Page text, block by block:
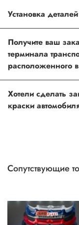
Установка
можно установить
центров по Москве
Получите ваш
терминала
расположенного
нашим менеджером
Хотели сделать
краски
по телефону.
Сопутствующие